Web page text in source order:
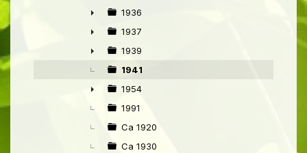
►
1936
►
1937
►
1939
1941
►
1954
1991
Ca 1920
Ca 1930